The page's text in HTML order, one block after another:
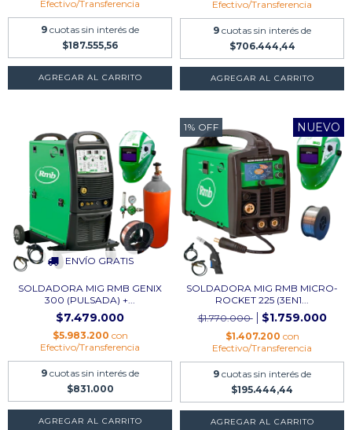
Efectivo/Transferencia
9 cuotas sin interés de
$187.555,56
Efectivo/Transferencia
9 cuotas sin interés de
$706.444,44
AGREGAR AL CARRITO
ENVÍO GRATIS
SOLDADORA MIG RMB GENIX
300 (PULSADA) +...
$7.479.000
$5.983.200 con
Efectivo/Transferencia
9 cuotas sin interés de
$831.000
AGREGAR AL CARRITO
1% OFF NUEVO
SOLDADORA MIG RMB MICRO-
ROCKET 225 (3EN1...
$1.770.000
$1.759.000
$1.407.200 con
Efectivo/Transferencia
9 cuotas sin interés de
$195.444,44